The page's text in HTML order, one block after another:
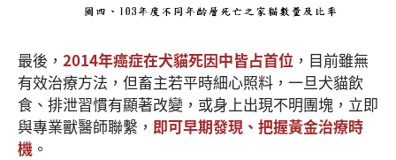
最後， 2014年癌症在犬貓死因中皆占首位 ，目前雖無
有效治療方法，但畜主若平時細心照料，一旦犬貓飲
食、排泄習慣有顯著改變，或身上出現不明團塊，立即
與專業獸醫師聯繫， 即可早期發現、把握黃金治療時
機 。